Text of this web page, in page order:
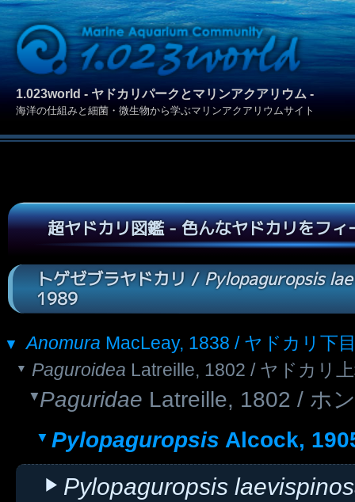
1.023world - ヤドカリパークとマリンアクアリウム -
海洋の仕組みと細菌・微生物から学ぶマリンアクアリウムサイト
超ヤドカリ図鑑 - 色んなヤドカリをフ
トゲゼブラヤドカリ /Pylopaguropsis
1989
Anomura MacLeay, 1838 / ヤドカリ下
Paguroidea Latreille, 1802 / ヤドカリ
Paguridae Latreille, 1802 / ホ
Pylopaguropsis Alcock,
Pylopaguropsis